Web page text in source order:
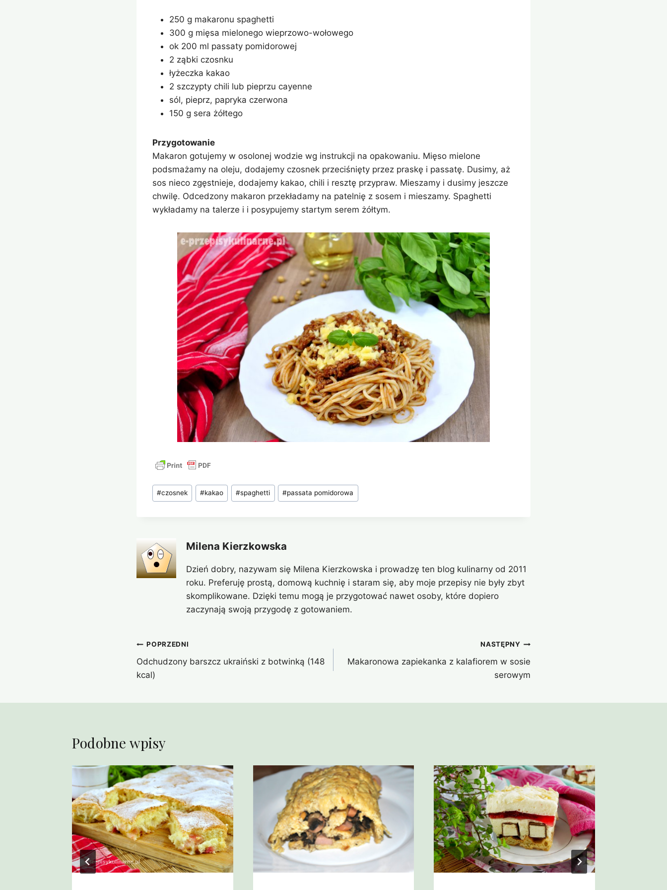
250 g makaronu spaghetti
300 g mięsa mielonego wieprzowo-wołowego
ok 200 ml passaty pomidorowej
2 ząbki czosnku
łyżeczka kakao
2 szczypty chili lub pieprzu cayenne
sól, pieprz, papryka czerwona
150 g sera żółtego
Przygotowanie
Makaron gotujemy w osolonej wodzie wg instrukcji na opakowaniu. Mięso mielone
podsmażamy na oleju, dodajemy czosnek przeciśnięty przez praskę i passatę. Dusimy, aż
sos nieco zgęstnieje, dodajemy kakao, chili i resztę przypraw. Mieszamy i dusimy jeszcze
chwilę. Odcedzony makaron przekładamy na patelnię z sosem i mieszamy. Spaghetti
wykładamy na talerze i i posypujemy startym serem żółtym.
Tagi
wpisu:
#czosnek #kakao #spaghetti #passata pomidorowa
Milena Kierzkowska
Dzień dobry, nazywam się Milena Kierzkowska i prowadzę ten blog kulinarny od 2011
roku. Preferuję prostą, domową kuchnię i staram się, aby moje przepisy nie były zbyt
skomplikowane. Dzięki temu mogą je przygotować nawet osoby, które dopiero
zaczynają swoją przygodę z gotowaniem.
Nawigacja
wpisu
POPRZEDNI
Odchudzony barszcz ukraiński z botwinką (148
kcal)
NASTĘPNY
Makaronowa zapiekanka z kalafiorem w sosie
serowym
Podobne wpisy